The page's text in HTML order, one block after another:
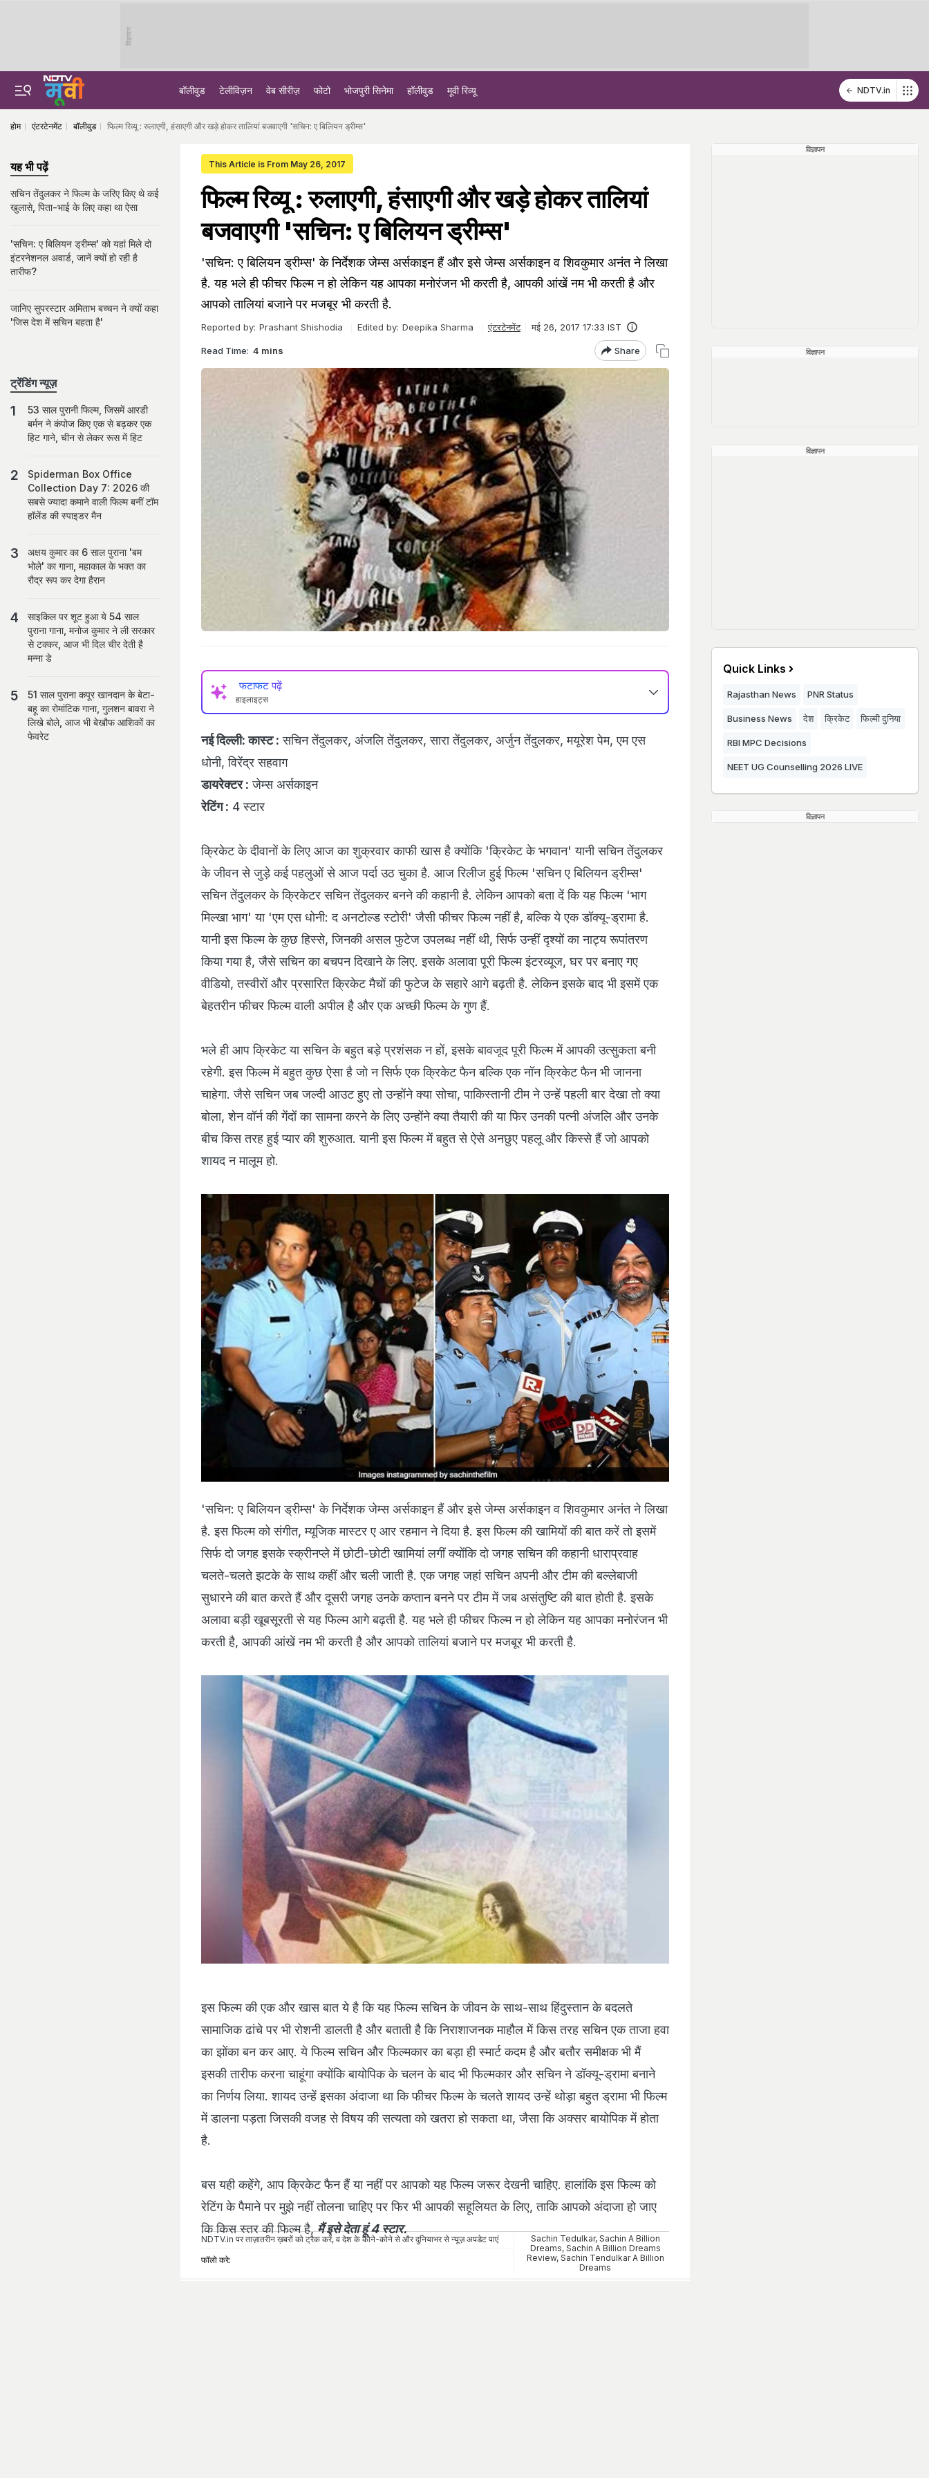
विज्ञापन
बॉलीवुड टेलीविज़न वेब सीरीज़ फोटो भोजपुरी सिनेमा हॉलीवुड मूवी रिव्यू NDTV.in
होम एंटरटेनमेंट बॉलीवुड फिल्‍म रिव्‍यू : रुलाएगी, हंसाएगी और खड़े होकर तालियां बजवाएगी 'सचिन: ए बिलियन ड्रीम्‍स'
This Article is From May 26, 2017
फिल्‍म रिव्‍यू : रुलाएगी, हंसाएगी और खड़े होकर तालियां
बजवाएगी 'सचिन: ए बिलियन ड्रीम्‍स'
'सचिन: ए बिलियन ड्रीम्‍स' के निर्देशक जेम्‍स अर्सकाइन हैं और इसे जेम्‍स अर्सकाइन व शिवकुमार अनंत ने लिखा
है. यह भले ही फीचर फिल्‍म न हो लेकिन यह आपका मनोरंजन भी करती है, आपकी आंखें नम भी करती है और
आपको तालियां बजाने पर मजबूर भी करती है.
Reported by: Prashant Shishodia Edited by: Deepika Sharma एंटरटेनमेंट मई 26, 2017 17:33 IST
Read Time: 4 mins Share
फटाफट पढ़ें
हाइलाइट्स
नई दिल्‍ली: कास्‍ट : सचिन तेंदुलकर, अंजलि तेंदुलकर, सारा तेंदुलकर, अर्जुन तेंदुलकर, मयूरेश पेम, एम एस
धोनी, विरेंद्र सहवाग
डायरेक्‍टर : जेम्‍स अर्सकाइन
रेटिंग : 4 स्‍टार
क्रिकेट के दीवानों के लिए आज का शुक्रवार काफी खास है क्‍योंकि 'क्रिकेट के भगवान' यानी सचिन तेंदुलकर
के जीवन से जुड़े कई पहलुओं से आज पर्दा उठ चुका है. आज रिलीज हुई फिल्‍म 'सचिन ए बिलियन ड्रीम्‍स'
सचिन तेंदुलकर के क्रिकेटर सचिन तेंदुलकर बनने की कहानी है. लेकिन आपको बता दें कि यह फिल्‍म 'भाग
मिल्‍खा भाग' या 'एम एस धोनी: द अनटोल्‍ड स्‍टोरी' जैसी फीचर फिल्‍म नहीं है, बल्कि ये एक डॉक्यू-ड्रामा है.
यानी इस फिल्‍म के कुछ हिस्से, जिनकी असल फुटेज उपलब्‍ध नहीं थी, सिर्फ उन्‍हीं दृश्‍यों का नाट्य रूपांतरण
किया गया है, जैसे सचिन का बचपन दिखाने के लिए. इसके अलावा पूरी फिल्‍म इंटरव्‍यूज, घर पर बनाए गए
वीडियो, तस्वीरों और प्रसारित क्रिकेट मैचों की फुटेज के सहारे आगे बढ़ती है. लेकिन इसके बाद भी इसमें एक
बेहतरीन फीचर फिल्‍म वाली अपील है और एक अच्छी फिल्‍म के गुण हैं.
भले ही आप क्रिकेट या सचिन के बहुत बड़े प्रशंसक न हों, इसके बावजूद पूरी फिल्‍म में आपकी उत्‍सुकता बनी
रहेगी. इस फिल्‍म में बहुत कुछ ऐसा है जो न सिर्फ एक क्रिकेट फैन बल्कि एक नॉन क्रिकेट फैन भी जानना
चाहेगा. जैसे सचिन जब जल्दी आउट हुए तो उन्होंने क्या सोचा, पाकिस्तानी टीम ने उन्हें पहली बार देखा तो क्या
बोला, शेन वॉर्न की गेंदों का सामना करने के लिए उन्होंने क्या तैयारी की या फिर उनकी पत्नी अंजलि और उनके
बीच किस तरह हुई प्‍यार की शुरुआत. यानी इस फिल्‍म में बहुत से ऐसे अनछुए पहलू और किस्‍से हैं जो आपको
शायद न मालूम हो.
'सचिन: ए बिलियन ड्रीम्‍स' के निर्देशक जेम्‍स अर्सकाइन हैं और इसे जेम्‍स अर्सकाइन व शिवकुमार अनंत ने लिखा
है. इस फिल्‍म को संगीत, म्‍यूजिक मास्‍टर ए आर रहमान ने दिया है. इस फिल्‍म की खामियों की बात करें तो इसमें
सिर्फ दो जगह इसके स्क्रीनप्ले में छोटी-छोटी खामियां लगीं क्योंकि दो जगह सचिन की कहानी धाराप्रवाह
चलते-चलते झटके के साथ कहीं और चली जाती है. एक जगह जहां सचिन अपनी और टीम की बल्‍लेबाजी
सुधारने की बात करते हैं और दूसरी जगह उनके कप्तान बनने पर टीम में जब असंतुष्टि की बात होती है. इसके
अलावा बड़ी खूबसूरती से यह फिल्‍म आगे बढ़ती है. यह भले ही फीचर फिल्‍म न हो लेकिन यह आपका मनोरंजन भी
करती है, आपकी आंखें नम भी करती है और आपको तालियां बजाने पर मजबूर भी करती है.
इस फिल्‍म की एक और खास बात ये है कि यह फिल्‍म सचिन के जीवन के साथ-साथ हिंदुस्तान के बदलते
सामाजिक ढांचे पर भी रोशनी डालती है और बताती है कि निराशाजनक माहौल में किस तरह सचिन एक ताजा हवा
का झोंका बन कर आए. ये फिल्‍म सचिन और फिल्‍मकार का बड़ा ही स्मार्ट कदम है और बतौर समीक्षक भी मैं
इसकी तारीफ करना चाहूंगा क्योंकि बायोपिक के चलन के बाद भी फिल्‍मकार और सचिन ने डॉक्यू-ड्रामा बनाने
का निर्णय लिया. शायद उन्हें इसका अंदाजा था कि फीचर फिल्‍म के चलते शायद उन्हें थोड़ा बहुत ड्रामा भी फिल्‍म
में डालना पड़ता जिसकी वजह से विषय की सत्यता को खतरा हो सकता था, जैसा कि अक्सर बायोपिक में होता
है.
बस यही कहेंगे, आप क्रिकेट फैन हैं या नहीं पर आपको यह फिल्‍म जरूर देखनी चाहिए. हालांकि इस फिल्‍म को
रेटिंग के पैमाने पर मुझे नहीं तोलना चाहिए पर फिर भी आपकी सहूलियत के लिए, ताकि आपको अंदाजा हो जाए
कि किस स्तर की फिल्‍म है,मैं इसे देता हूं 4 स्‍टार.
NDTV.in पर ताज़ातरीन ख़बरों को ट्रैक करें, व देश के कोने-कोने से और दुनियाभर से न्यूज़ अपडेट पाएं
फॉलो करे:
Sachin Tedulkar, Sachin A Billion
Dreams, Sachin A Billion Dreams
Review, Sachin Tendulkar A Billion
Dreams
यह भी पढ़ें
सचिन तेंदुलकर ने फिल्म के जरिए किए थे कई
खुलासे, पिता-भाई के लिए कहा था ऐसा
'सचिन: ए बिलियन ड्रीम्स' को यहां मिले दो
इंटरनेशनल अवार्ड, जानें क्यों हो रही है
तारीफ?
जानिए सुपरस्‍टार अमिताभ बच्‍चन ने क्‍यों कहा
'जिस देश में सचिन बहता है'
ट्रेंडिंग न्यूज़
53 साल पुरानी फिल्म, जिसमें आरडी
बर्मन ने कंपोज किए एक से बढ़कर एक
हिट गाने, चीन से लेकर रूस में हिट
Spiderman Box Office
Collection Day 7: 2026 की
सबसे ज्यादा कमाने वाली फिल्म बनीं टॉम
हॉलेंड की स्पाइडर मैन
अक्षय कुमार का 6 साल पुराना 'बम
भोले' का गाना, महाकाल के भक्त का
रौद्र रूप कर देगा हैरान
साइकिल पर शूट हुआ ये 54 साल
पुराना गाना, मनोज कुमार ने ली सरकार
से टक्कर, आज भी दिल चीर देती है
मन्ना डे
51 साल पुराना कपूर खानदान के बेटा-
बहू का रोमांटिक गाना, गुलशन बावरा ने
लिखे बोले, आज भी बेखौफ आशिकों का
फेवरेट
विज्ञापन
विज्ञापन
विज्ञापन
Quick Links
Rajasthan News PNR Status
Business News देश क्रिकेट फिल्मी दुनिया
RBI MPC Decisions
NEET UG Counselling 2026 LIVE
विज्ञापन